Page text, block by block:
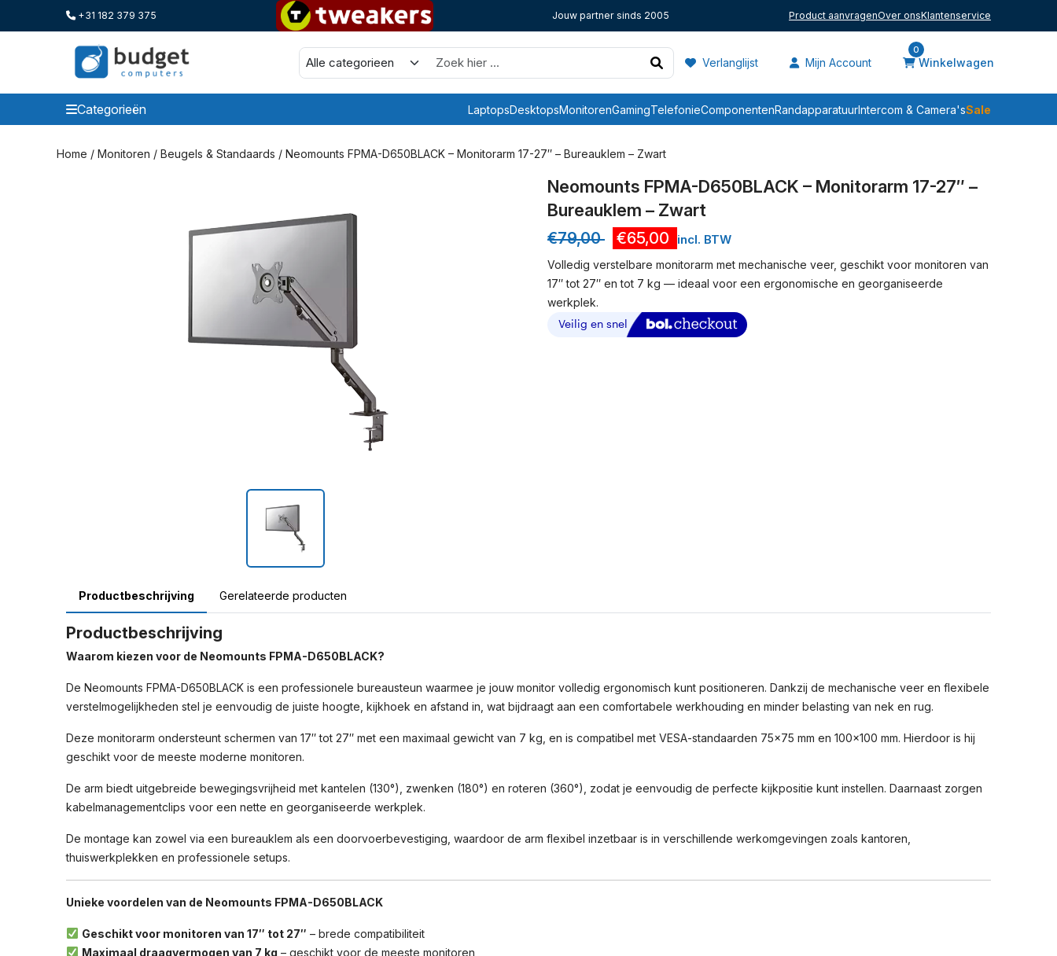
+31 182 379 375 Jouw partner sinds 2005 Product aanvragenOver onsKlantenservice
Verlanglijst Mijn Account
0
Winkelwagen
Categorieën LaptopsDesktopsMonitorenGamingTelefonieComponentenRandapparatuurIntercom & Camera'sSale
Categorieen
Home / Monitoren / Beugels & Standaards / Neomounts FPMA-D650BLACK – Monitorarm 17-27″ – Bureauklem – Zwart
Neomounts FPMA-D650BLACK – Monitorarm 17-27″ –
Bureauklem – Zwart
€79,00 €65,00 incl. BTW
Volledig verstelbare monitorarm met mechanische veer, geschikt voor monitoren van
17″ tot 27″ en tot 7 kg — ideaal voor een ergonomische en georganiseerde
werkplek.
Productbeschrijving Gerelateerde producten
Productbeschrijving
Waarom kiezen voor de Neomounts FPMA-D650BLACK?
De Neomounts FPMA-D650BLACK is een professionele bureausteun waarmee je jouw monitor volledig ergonomisch kunt positioneren. Dankzij de mechanische veer en flexibele
verstelmogelijkheden stel je eenvoudig de juiste hoogte, kijkhoek en afstand in, wat bijdraagt aan een comfortabele werkhouding en minder belasting van nek en rug.
Deze monitorarm ondersteunt schermen van 17″ tot 27″ met een maximaal gewicht van 7 kg, en is compatibel met VESA-standaarden 75×75 mm en 100×100 mm. Hierdoor is hij
geschikt voor de meeste moderne monitoren.
De arm biedt uitgebreide bewegingsvrijheid met kantelen (130°), zwenken (180°) en roteren (360°), zodat je eenvoudig de perfecte kijkpositie kunt instellen. Daarnaast zorgen
kabelmanagementclips voor een nette en georganiseerde werkplek.
De montage kan zowel via een bureauklem als een doorvoerbevestiging, waardoor de arm flexibel inzetbaar is in verschillende werkomgevingen zoals kantoren,
thuiswerkplekken en professionele setups.
Unieke voordelen van de Neomounts FPMA-D650BLACK
Geschikt voor monitoren van 17″ tot 27″ – brede compatibiliteit
Maximaal draagvermogen van 7 kg – geschikt voor de meeste monitoren